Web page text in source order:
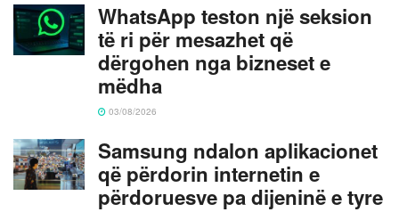
WhatsApp teston një seksion
të ri për mesazhet që
dërgohen nga bizneset e
mëdha
03/08/2026
Samsung ndalon aplikacionet
që përdorin internetin e
përdoruesve pa dijeninë e tyre